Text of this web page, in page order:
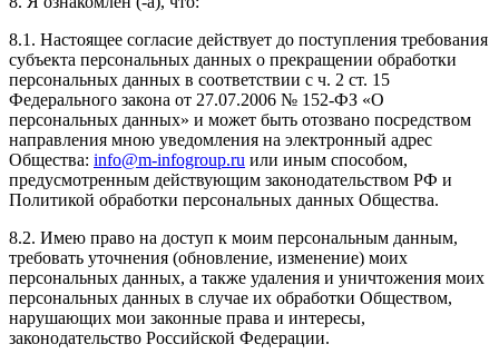
8.1. Настоящее согласие действует до поступления требования
субъекта персональных данных о прекращении обработки
персональных данных в соответствии с ч. 2 ст. 15
Федерального закона от 27.07.2006 № 152-ФЗ «О
персональных данных» и может быть отозвано посредством
направления мною уведомления на электронный адрес
Общества: info@m-infogroup.ru или иным способом,
предусмотренным действующим законодательством РФ и
Политикой обработки персональных данных Общества.
8.2. Имею право на доступ к моим персональным данным,
требовать уточнения (обновление, изменение) моих
персональных данных, а также удаления и уничтожения моих
персональных данных в случае их обработки Обществом,
нарушающих мои законные права и интересы,
законодательство Российской Федерации.